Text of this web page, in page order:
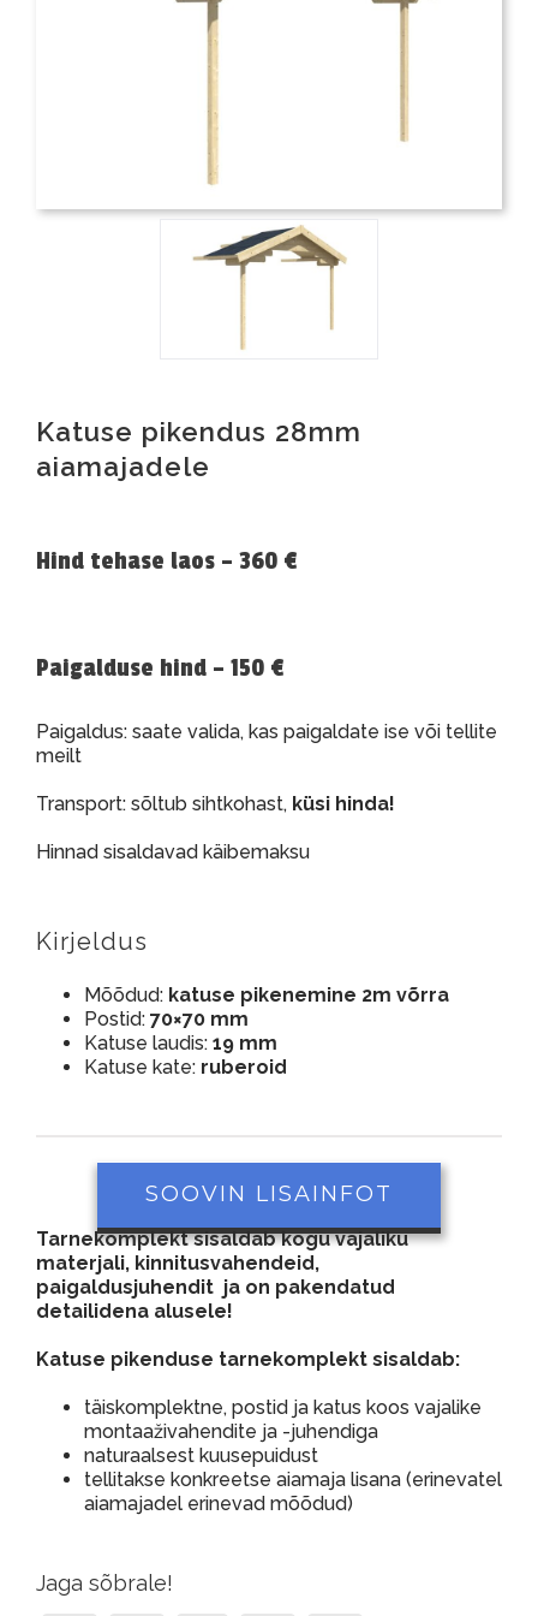
Katuse pikendus 28mm
aiamajadele
Hind tehase laos – 360 €
Paigalduse hind – 150 €
Paigaldus: saate valida, kas paigaldate ise või tellite
meilt
Transport: sõltub sihtkohast, küsi hinda!
Hinnad sisaldavad käibemaksu
Kirjeldus
Mõõdud: katuse pikenemine 2m võrra
Postid: 70×70 mm
Katuse laudis: 19 mm
Katuse kate: ruberoid
SOOVIN LISAINFOT
Tarnekomplekt sisaldab kogu vajaliku
materjali, kinnitusvahendeid,
paigaldusjuhendit ja on pakendatud
detailidena alusele!
Katuse pikenduse tarnekomplekt sisaldab:
täiskomplektne, postid ja katus koos vajalike
montaaživahendite ja -juhendiga
naturaalsest kuusepuidust
tellitakse konkreetse aiamaja lisana (erinevatel
aiamajadel erinevad mõõdud)
Jaga sõbrale!